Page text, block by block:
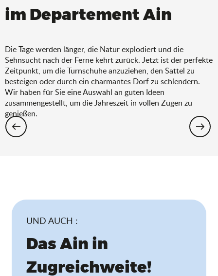
im Departement Ain
Die Tage werden länger, die Natur explodiert und die
Sehnsucht nach der Ferne kehrt zurück. Jetzt ist der perfekte
Zeitpunkt, um die Turnschuhe anzuziehen, den Sattel zu
besteigen oder durch ein charmantes Dorf zu schlendern.
Wir haben für Sie eine Auswahl an guten Ideen
zusammengestellt, um die Jahreszeit in vollen Zügen zu
genießen.
Wandern: Die Auswahl für den Frühling
UND AUCH :
Das Ain in
Zugreichweite!